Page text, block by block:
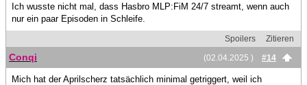
Ich wusste nicht mal, dass Hasbro MLP:FiM 24/7 streamt, wenn auch
nur ein paar Episoden in Schleife.
Spoilers
Zitieren
(02.04.2025 )
#14
Conqi
Mich hat der Aprilscherz tatsächlich minimal getriggert, weil ich